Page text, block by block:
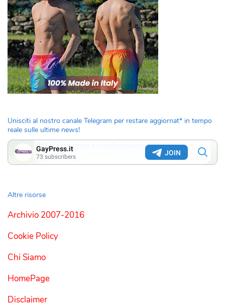
Unisciti al nostro canale Telegram per restare aggiornat* in tempo
reale sulle ultime news!
Altre risorse
Archivio 2007-2016
Cookie Policy
Chi Siamo
HomePage
Disclaimer